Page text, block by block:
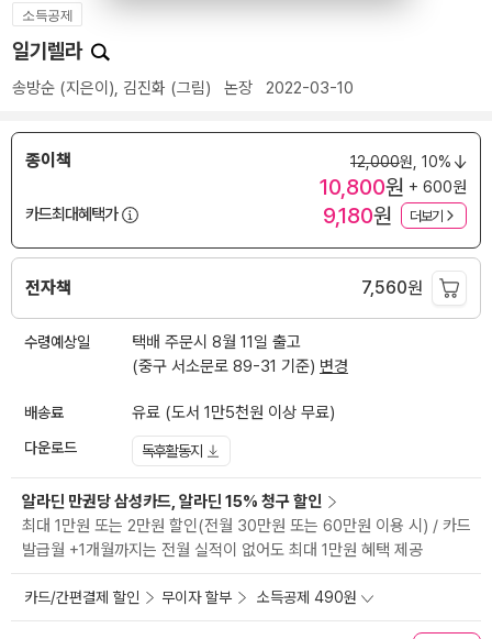
소득공제
일기렐라
송방순 (지은이), 김진화 (그림) 논장 2022-03-10
종이책 12,000원, 10%
10,800원 + 600원
카드최대혜택가
9,180원 더보기
전자책 7,560원
수령예상일
택배 주문시 8월 11일 출고
(중구 서소문로 89-31 기준) 변경
배송료 유료 (도서 1만5천원 이상 무료)
다운로드 독후활동지
알라딘 만권당 삼성카드, 알라딘 15% 청구 할인
최대 1만원 또는 2만원 할인(전월 30만원 또는 60만원 이용 시) / 카드
발급월 +1개월까지는 전월 실적이 없어도 최대 1만원 혜택 제공
카드/간편결제 할인 무이자 할부 소득공제 490원